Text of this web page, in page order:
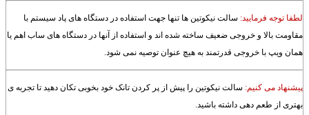
لطفا توجه فرمایید: سالت نیکوتین ها تنها جهت استفاده در دستگاه های پاد سیستم با
مقاومت بالا و خروجی ضعیف ساخته شده اند و استفاده از آنها در دستگاه های ساب اهم یا
همان ویپ با خروجی قدرتمند به هیچ عنوان توصیه نمی شود.
پیشنهاد می کنیم: سالت نیکوتین را پیش از پر کردن تانک خود بخوبی تکان دهید تا تجربه ی
بهتری از طعم دهی داشته باشید.